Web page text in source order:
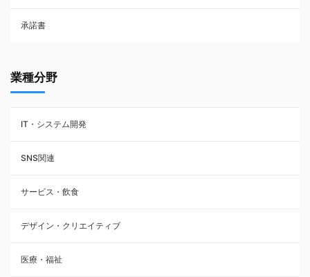
賃貸借契約
承諾書
業種分野
IT・システム開発
SNS関連
サービス・飲食
デザイン・クリエイティブ
医療・福祉